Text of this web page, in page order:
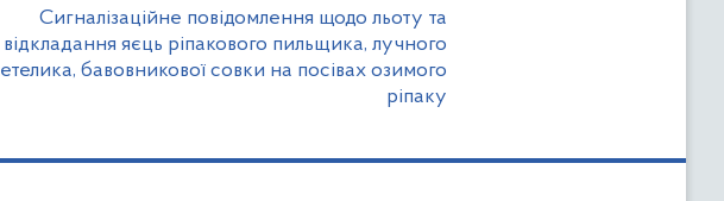
Сигналізаційне повідомлення щодо льоту та
відкладання яєць ріпакового пильщика, лучного
бавовникової совки на посівах озимого
ріпаку